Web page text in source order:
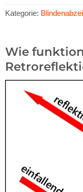
Kategorie:
Wie